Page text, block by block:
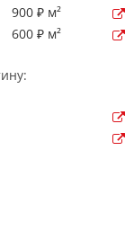
900 ₽ м²
600 ₽ м²